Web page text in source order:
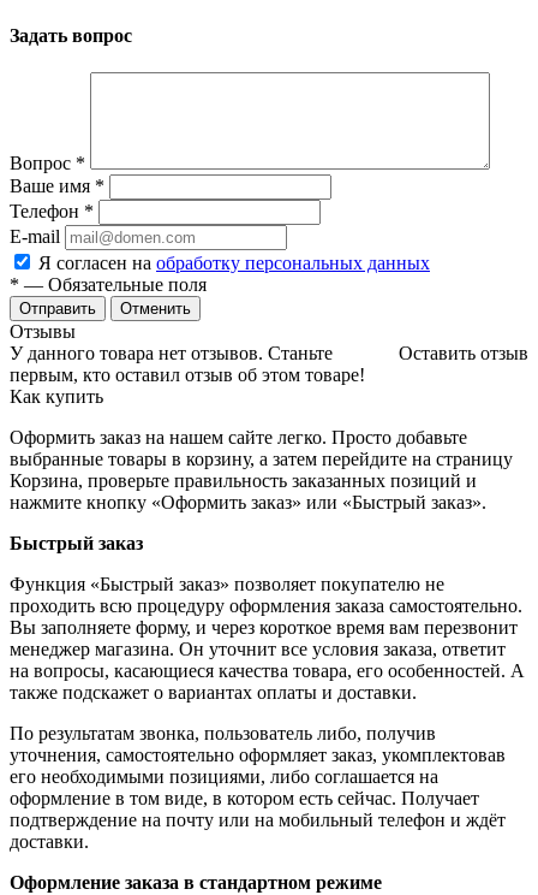
Задать вопрос
Вопрос *
Ваше имя *
Телефон *
E-mail
Я согласен на обработку персональных данных
* — Обязательные поля
Отменить
Отзывы
Оставить отзыв
У данного товара нет отзывов. Станьте
первым, кто оставил отзыв об этом товаре!
Как купить
Оформить заказ на нашем сайте легко. Просто добавьте
выбранные товары в корзину, а затем перейдите на страницу
Корзина, проверьте правильность заказанных позиций и
нажмите кнопку «Оформить заказ» или «Быстрый заказ».
Быстрый заказ
Функция «Быстрый заказ» позволяет покупателю не
проходить всю процедуру оформления заказа самостоятельно.
Вы заполняете форму, и через короткое время вам перезвонит
менеджер магазина. Он уточнит все условия заказа, ответит
на вопросы, касающиеся качества товара, его особенностей. А
также подскажет о вариантах оплаты и доставки.
По результатам звонка, пользователь либо, получив
уточнения, самостоятельно оформляет заказ, укомплектовав
его необходимыми позициями, либо соглашается на
оформление в том виде, в котором есть сейчас. Получает
подтверждение на почту или на мобильный телефон и ждёт
доставки.
Оформление заказа в стандартном режиме